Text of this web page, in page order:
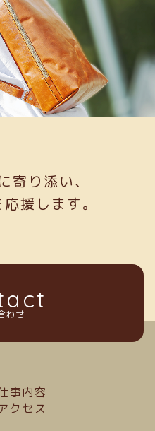
寄り添い、
援します。
わせ
事内容
クセス